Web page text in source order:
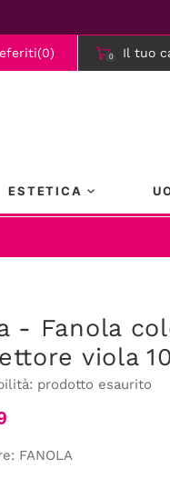
0) 0 Il tuo
ESTETICA
- Fanola
viola
prodotto esaurito
FANOLA